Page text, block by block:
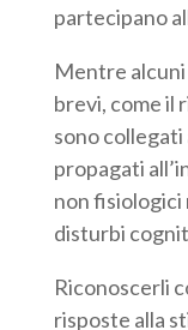
partecipano
Mentre
brevi, come il
sono collegati
propagati
non fisiologici
disturbi
Riconoscerli
risposte alla